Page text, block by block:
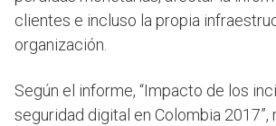
clientes e incluso la propia
organización.
Según el informe, “Impacto de los
seguridad digital en Colombia 2017”,